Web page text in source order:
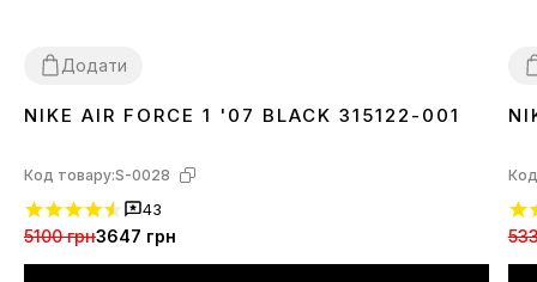
Додати
3637 38 39 40414243 44 45 46
NIKE AIR FORCE 1 '07 BLACK 315122-001
Код товару:S-0028
43
5100 грн3647 грн